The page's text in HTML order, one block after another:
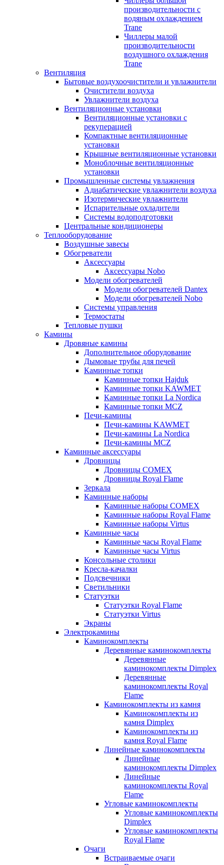
производительности с
водяным охлаждением
Trane
Чиллеры малой
производительности
воздушного охлаждения
Trane
Вентиляция
Бытовые воздухоочистители и увлажнители
Очистители воздуха
Увлажнители воздуха
Вентиляционные установки
Вентиляционные установки с
рекуперацией
Компактные вентиляционные
установки
Крышные вентиляционные установки
Моноблочные вентиляционные
установки
Промышленные системы увлажнения
Адиабатические увлажнители воздуха
Изотермические увлажнители
Испарительные охладители
Системы водоподготовки
Центральные кондиционеры
Теплооборудование
Воздушные завесы
Обогреватели
Аксессуары
Аксессуары Nobo
Модели обогревателей
Модели обогревателей Dantex
Модели обогревателей Nobo
Системы управления
Термостаты
Тепловые пушки
Камины
Дровяные камины
Дополнительное оборудование
Дымовые трубы для печей
Каминные топки
Каминные топки Hajduk
Каминные топки KAWMET
Каминные топки La Nordica
Каминные топки MCZ
Печи-камины
Печи-камины KAWMET
Печи-камины La Nordica
Печи-камины MCZ
Каминные аксессуары
Дровницы
Дровницы COMEX
Дровницы Royal Flame
Зеркала
Каминные наборы
Каминные наборы COMEX
Каминные наборы Royal Flame
Каминные наборы Virtus
Каминные часы
Каминные часы Royal Flame
Каминные часы Virtus
Консольные столики
Кресла-качалки
Подсвечники
Светильники
Статуэтки
Статуэтки Royal Flame
Статуэтки Virtus
Экраны
Электрокамины
Каминокомплекты
Деревянные каминокомплекты
Деревянные
каминокомплекты Dimplex
Деревянные
каминокомплекты Royal
Flame
Каминокомплекты из камня
Каминокомплекты из
камня Dimplex
Каминокомплекты из
камня Royal Flame
Линейные каминокомплекты
Линейные
каминокомплекты Dimplex
Линейные
каминокомплекты Royal
Flame
Угловые каминокомплекты
Угловые каминокомплекты
Dimplex
Угловые каминокомплекты
Royal Flame
Очаги
Встраиваемые очаги